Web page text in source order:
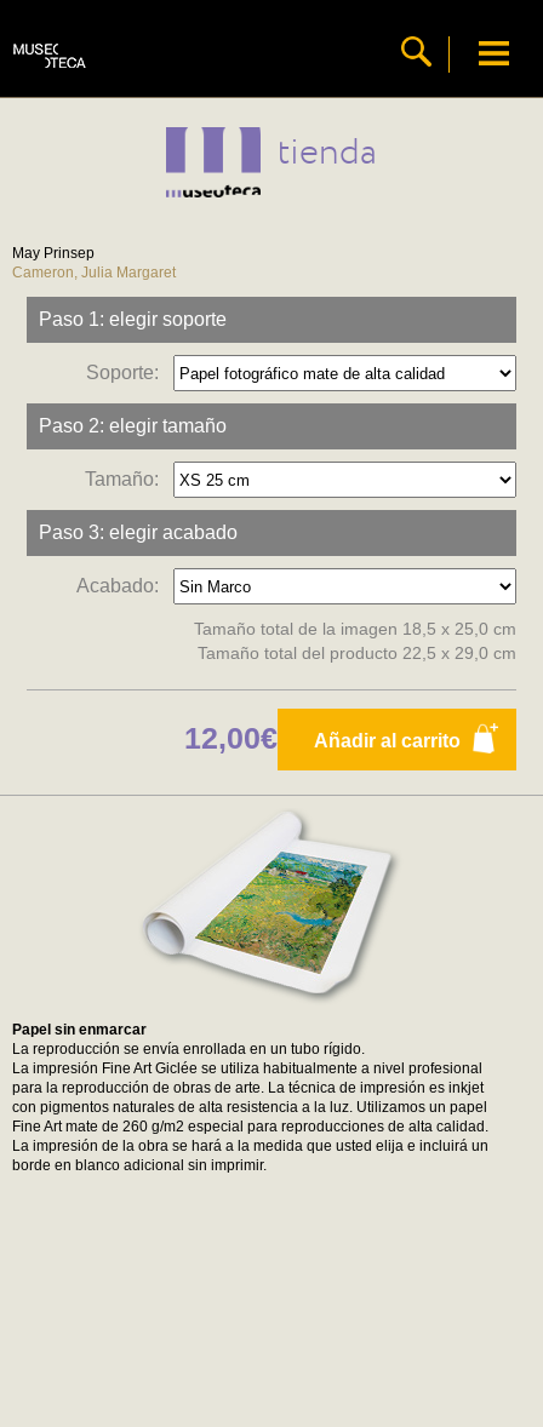
tienda
May Prinsep
Cameron, Julia Margaret
Paso 1: elegir soporte
Soporte:
Paso 2: elegir tamaño
Tamaño:
Paso 3: elegir acabado
Acabado:
Tamaño total de la imagen 18,5 x 25,0 cm
Tamaño total del producto 22,5 x 29,0 cm
Añadir al carrito
12,00€
Papel sin enmarcar
La reproducción se envía enrollada en un tubo rígido.
La impresión Fine Art Giclée se utiliza habitualmente a nivel profesional
para la reproducción de obras de arte. La técnica de impresión es inkjet
con pigmentos naturales de alta resistencia a la luz. Utilizamos un papel
Fine Art mate de 260 g/m2 especial para reproducciones de alta calidad.
La impresión de la obra se hará a la medida que usted elija e incluirá un
borde en blanco adicional sin imprimir.